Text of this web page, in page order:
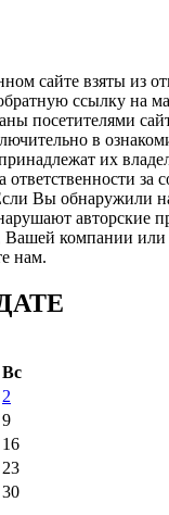
сайте взяты из
ссылку на
посетителями
в
их
за
Вы обнаружили
авторские
компании или
нам.
Вс
2
9
16
23
30